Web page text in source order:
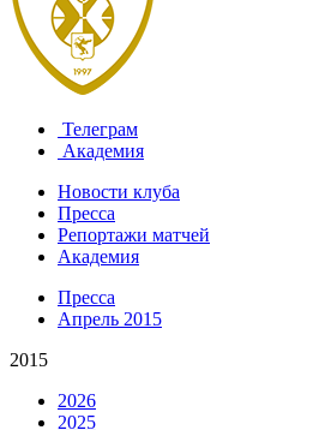
Телеграм
Академия
Новости клуба
Пресса
Репортажи матчей
Академия
Пресса
Апрель 2015
2015
2026
2025